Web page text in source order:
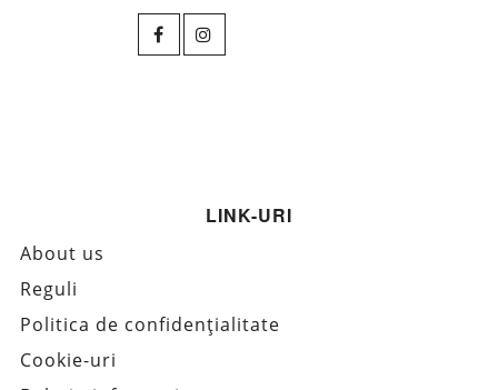
LINK-URI
About us
Reguli
Politica de confidențialitate
Cookie-uri